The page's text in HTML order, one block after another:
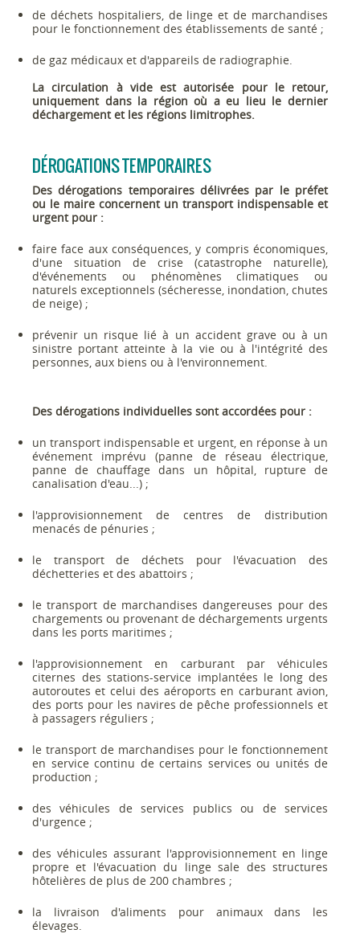
de déchets hospitaliers, de linge et de marchandises
pour le fonctionnement des établissements de santé ;
de gaz médicaux et d'appareils de radiographie.
La circulation à vide est autorisée pour le retour,
uniquement dans la région où a eu lieu le dernier
déchargement et les régions limitrophes.
DÉROGATIONS TEMPORAIRES
Des dérogations temporaires délivrées par le préfet
ou le maire concernent un transport indispensable et
urgent pour :
faire face aux conséquences, y compris économiques,
d'une situation de crise (catastrophe naturelle),
d'événements ou phénomènes climatiques ou
naturels exceptionnels (sécheresse, inondation, chutes
de neige) ;
prévenir un risque lié à un accident grave ou à un
sinistre portant atteinte à la vie ou à l'intégrité des
personnes, aux biens ou à l'environnement.
Des dérogations individuelles sont accordées pour :
un transport indispensable et urgent, en réponse à un
événement imprévu (panne de réseau électrique,
panne de chauffage dans un hôpital, rupture de
canalisation d'eau...) ;
l'approvisionnement de centres de distribution
menacés de pénuries ;
le transport de déchets pour l'évacuation des
déchetteries et des abattoirs ;
le transport de marchandises dangereuses pour des
chargements ou provenant de déchargements urgents
dans les ports maritimes ;
l'approvisionnement en carburant par véhicules
citernes des stations-service implantées le long des
autoroutes et celui des aéroports en carburant avion,
des ports pour les navires de pêche professionnels et
à passagers réguliers ;
le transport de marchandises pour le fonctionnement
en service continu de certains services ou unités de
production ;
des véhicules de services publics ou de services
d'urgence ;
des véhicules assurant l'approvisionnement en linge
propre et l'évacuation du linge sale des structures
hôtelières de plus de 200 chambres ;
la livraison d'aliments pour animaux dans les
élevages.